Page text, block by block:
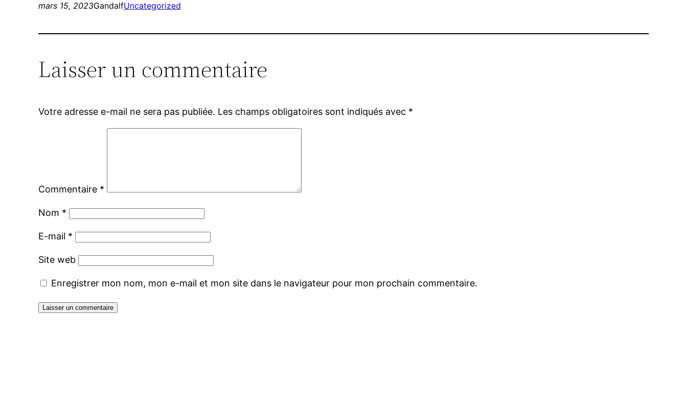
mars 15, 2023GandalfUncategorized
Laisser un commentaire
Votre adresse e-mail ne sera pas publiée. Les champs obligatoires sont indiqués avec *
Commentaire *
Nom *
E-mail *
Site web
Enregistrer mon nom, mon e-mail et mon site dans le navigateur pour mon prochain commentaire.